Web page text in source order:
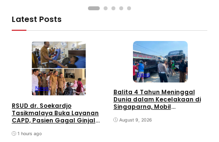
Latest Posts
News
RSUD dr. Soekardjo
Tasikmalaya Buka Layanan
CAPD, Pasien Gagal Ginjal
Daerah
1 hours ago
News
Balita 4 Tahun Meninggal
Dunia dalam Kecelakaan di
Singaparna, Mobil
Umur
August 9, 2026